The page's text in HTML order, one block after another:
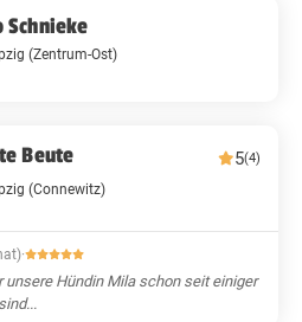
Schnieke
(Zentrum-Ost)
Beute 5(4)
(Connewitz)
·
unsere Hündin Mila schon seit einiger